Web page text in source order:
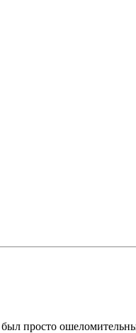
был просто